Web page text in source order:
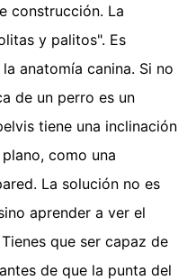
construcción. La
y palitos". Es
anatomía canina. Si no
de un perro es un
tiene una inclinación
como una
La solución no es
aprender a ver el
que ser capaz de
de que la punta del